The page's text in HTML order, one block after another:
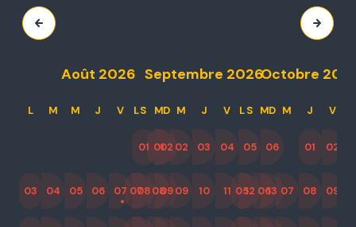
Août 2026
L M M J V S D
01 02
03 04 05 06 07 08 09
Septembre 2026
L M M J V S D
01 02 03 04 05 06
07 08 09 10 11 12 13
Octobre
L M M J V
01 02
05 06 07 08 09